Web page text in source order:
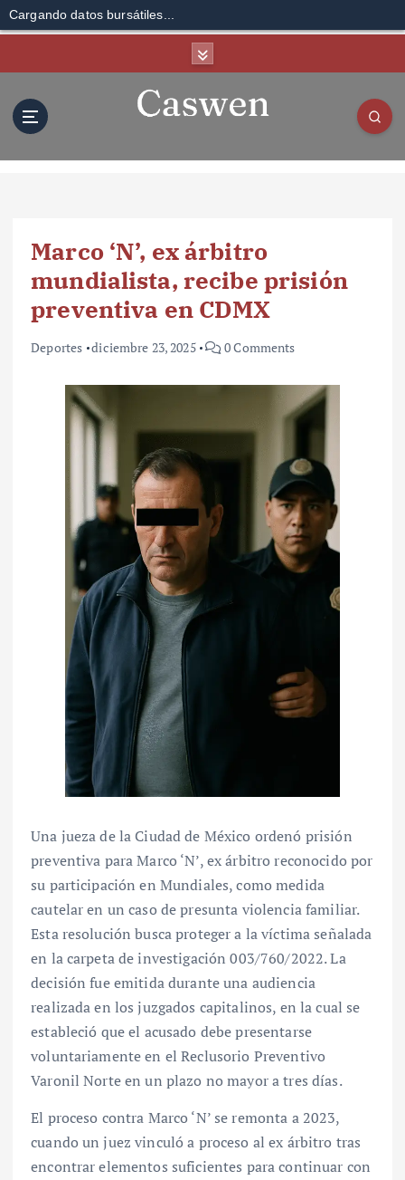
Cargando datos bursátiles...
Marco ‘N’, ex árbitro
mundialista, recibe prisión
preventiva en CDMX
Deportes diciembre 23, 2025 0 Comments
Una jueza de la Ciudad de México ordenó prisión
preventiva para Marco ‘N’, ex árbitro reconocido por
su participación en Mundiales, como medida
cautelar en un caso de presunta violencia familiar.
Esta resolución busca proteger a la víctima señalada
en la carpeta de investigación 003/760/2022. La
decisión fue emitida durante una audiencia
realizada en los juzgados capitalinos, en la cual se
estableció que el acusado debe presentarse
voluntariamente en el Reclusorio Preventivo
Varonil Norte en un plazo no mayor a tres días.
El proceso contra Marco ‘N’ se remonta a 2023,
cuando un juez vinculó a proceso al ex árbitro tras
encontrar elementos suficientes para continuar con